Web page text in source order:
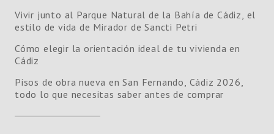
Vivir junto al Parque Natural de la Bahía de Cádiz, el
estilo de vida de Mirador de Sancti Petri
Cómo elegir la orientación ideal de tu vivienda en
Cádiz
Pisos de obra nueva en San Fernando, Cádiz 2026,
todo lo que necesitas saber antes de comprar